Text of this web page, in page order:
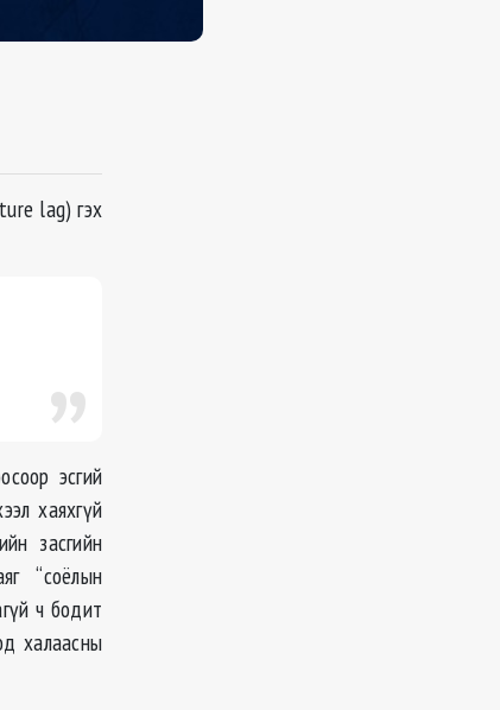
lag) гэх
эсгий
хаяхгүй
засгийн
“соёлын
ч бодит
халаасны